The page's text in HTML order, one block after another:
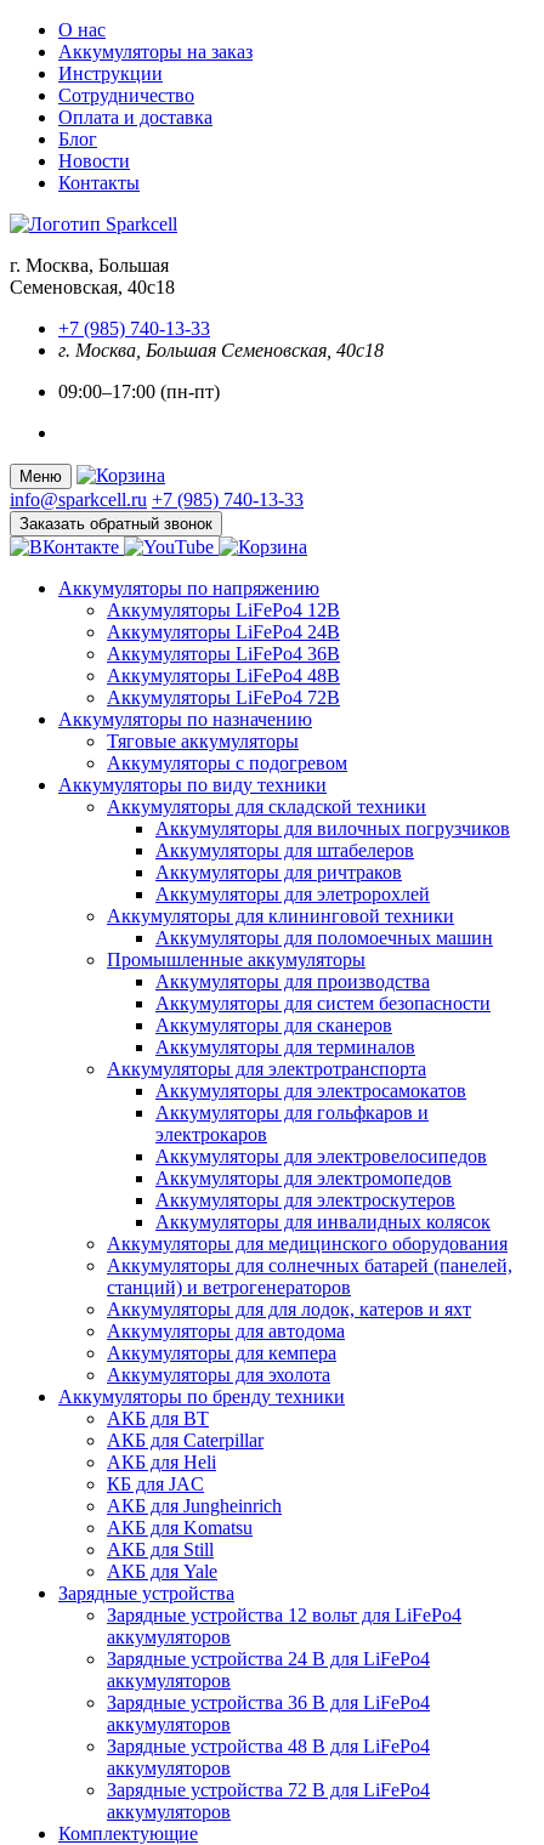
О нас
Аккумуляторы на заказ
Инструкции
Сотрудничество
Оплата и доставка
Блог
Новости
Контакты
г. Москва, Большая
Семеновская, 40с18
+7 (985) 740-13-33
г. Москва, Большая Семеновская, 40с18
09:00–17:00 (пн-пт)
Меню
info@sparkcell.ru +7 (985) 740-13-33
Заказать обратный звонок
Аккумуляторы по напряжению
Аккумуляторы LiFePo4 12В
Аккумуляторы LiFePo4 24В
Аккумуляторы LiFePo4 36В
Аккумуляторы LiFePo4 48В
Аккумуляторы LiFePo4 72В
Аккумуляторы по назначению
Тяговые аккумуляторы
Аккумуляторы с подогревом
Аккумуляторы по виду техники
Аккумуляторы для складской техники
Аккумуляторы для вилочных погрузчиков
Аккумуляторы для штабелеров
Аккумуляторы для ричтраков
Аккумуляторы для элетророхлей
Аккумуляторы для клининговой техники
Аккумуляторы для поломоечных машин
Промышленные аккумуляторы
Аккумуляторы для производства
Аккумуляторы для систем безопасности
Аккумуляторы для сканеров
Аккумуляторы для терминалов
Аккумуляторы для электротранспорта
Аккумуляторы для электросамокатов
Аккумуляторы для гольфкаров и
электрокаров
Аккумуляторы для электровелосипедов
Аккумуляторы для электромопедов
Аккумуляторы для электроскутеров
Аккумуляторы для инвалидных колясок
Аккумуляторы для медицинского оборудования
Аккумуляторы для солнечных батарей (панелей,
станций) и ветрогенераторов
Аккумуляторы для для лодок, катеров и яхт
Аккумуляторы для автодома
Аккумуляторы для кемпера
Аккумуляторы для эхолота
Аккумуляторы по бренду техники
АКБ для BT
АКБ для Caterpillar
АКБ для Heli
КБ для JAC
АКБ для Jungheinrich
АКБ для Komatsu
АКБ для Still
АКБ для Yale
Зарядные устройства
Зарядные устройства 12 вольт для LiFePo4
аккумуляторов
Зарядные устройства 24 В для LiFePo4
аккумуляторов
Зарядные устройства 36 В для LiFePo4
аккумуляторов
Зарядные устройства 48 В для LiFePo4
аккумуляторов
Зарядные устройства 72 В для LiFePo4
аккумуляторов
Комплектующие